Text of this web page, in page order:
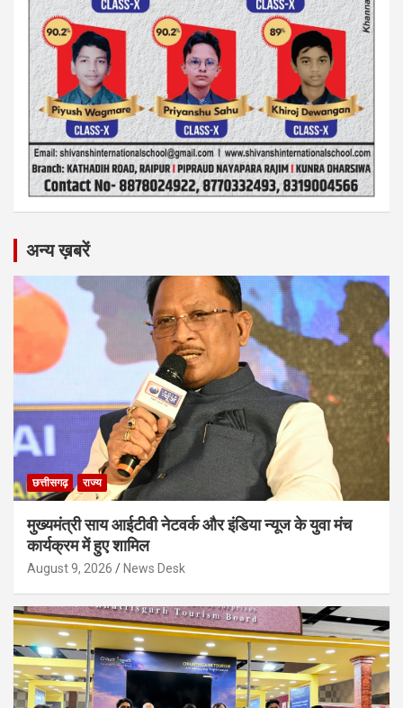
अन्य ख़बरें
छत्तीसगढ़ राज्य
मुख्यमंत्री साय आईटीवी नेटवर्क और इंडिया न्यूज के युवा मंच
कार्यक्रम में हुए शामिल
August 9, 2026 News Desk